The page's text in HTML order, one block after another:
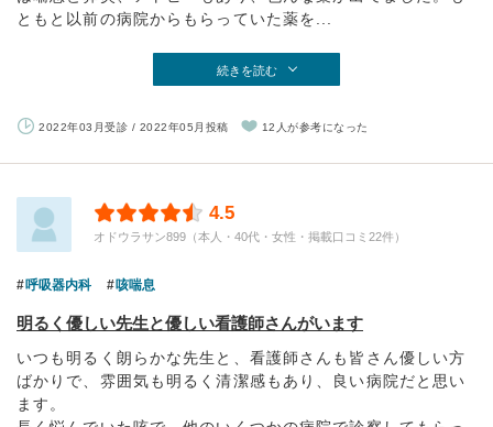
ともと以前の病院からもらっていた薬を...
続きを読む
2022年03月受診 / 2022年05月投稿 12人が参考になった
4.5
オドウラサン899（本人・40代・女性・掲載口コミ22件）
呼吸器内科 咳喘息
明るく優しい先生と優しい看護師さんがいます
いつも明るく朗らかな先生と、看護師さんも皆さん優しい方
ばかりで、雰囲気も明るく清潔感もあり、良い病院だと思い
ます。